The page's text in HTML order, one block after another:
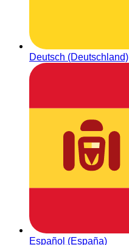
Deutsch (Deutschland)
Español (España)